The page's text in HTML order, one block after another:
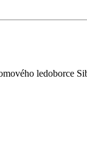
ledoborce